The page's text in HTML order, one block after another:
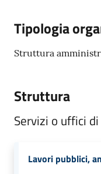
Tipologia
Struttura
Struttura
Servizi o uffici
Lavori pubblici,